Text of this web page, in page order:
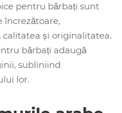
pentru bărbați sunt
încrezătoare,
calitatea și originalitatea.
bărbați adaugă
subliniind
lor.